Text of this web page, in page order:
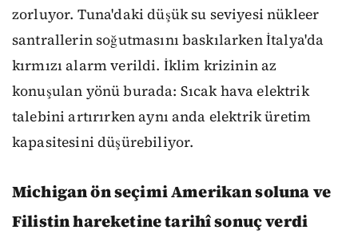
zorluyor. Tuna'daki düşük su seviyesi nükleer
santrallerin soğutmasını baskılarken İtalya'da
kırmızı alarm verildi. İklim krizinin az
konuşulan yönü burada: Sıcak hava elektrik
talebini artırırken aynı anda elektrik üretim
kapasitesini düşürebiliyor.
Michigan ön seçimi Amerikan soluna ve
Filistin hareketine tarihî sonuç verdi